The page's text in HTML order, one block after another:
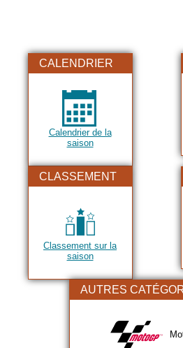
CALENDRIER
Calendrier de la
saison
CLASSEMENT
Classement sur la
saison
AUTRES